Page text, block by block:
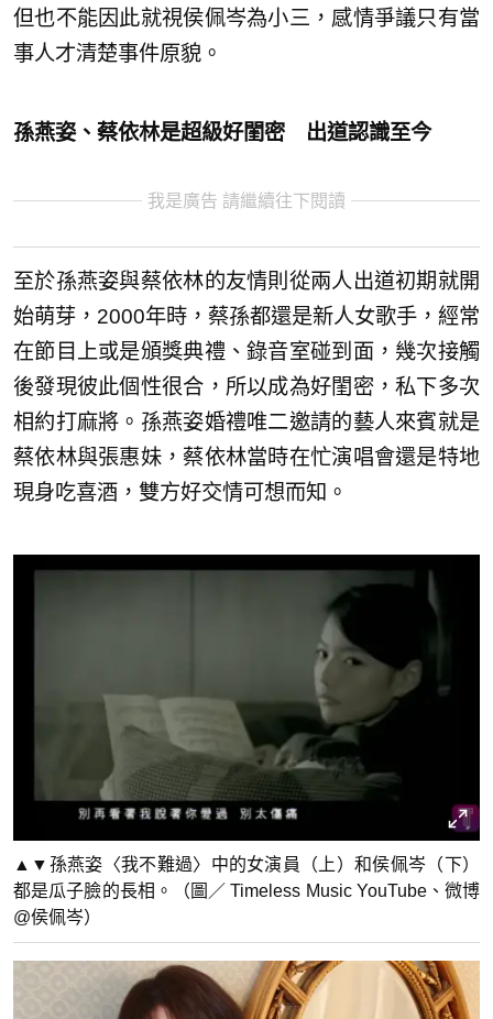
但也不能因此就視侯佩岑為小三，感情爭議只有當
事人才清楚事件原貌。
孫燕姿、蔡依林是超級好閨密 出道認識至今
我是廣告 請繼續往下閱讀
至於孫燕姿與蔡依林的友情則從兩人出道初期就開
始萌芽，2000年時，蔡孫都還是新人女歌手，經常
在節目上或是頒獎典禮、錄音室碰到面，幾次接觸
後發現彼此個性很合，所以成為好閨密，私下多次
相約打麻將。孫燕姿婚禮唯二邀請的藝人來賓就是
蔡依林與張惠妹，蔡依林當時在忙演唱會還是特地
現身吃喜酒，雙方好交情可想而知。
▲▼孫燕姿〈我不難過〉中的女演員（上）和侯佩岑（下）
都是瓜子臉的長相。（圖／ Timeless Music YouTube、微博
@侯佩岑）